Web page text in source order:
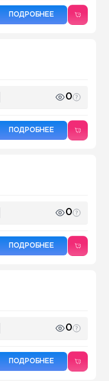
ПОДРОБНЕЕ
0
ПОДРОБНЕЕ
0
ПОДРОБНЕЕ
0
ПОДРОБНЕЕ